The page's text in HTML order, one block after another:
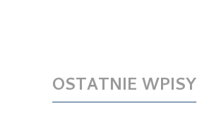
OSTATNIE WPISY